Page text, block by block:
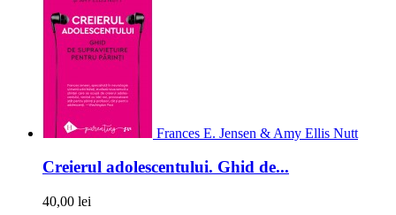
Frances E. Jensen & Amy Ellis Nutt
Creierul adolescentului. Ghid de...
40,00 lei